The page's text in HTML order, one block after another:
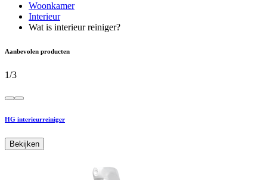
Woonkamer
Interieur
Wat is interieur reiniger?
Aanbevolen producten
1/3
HG interieurreiniger
Bekijken